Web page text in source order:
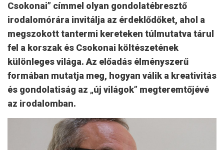
Csokonai” címmel olyan gondolatébresztő
irodalomórára invitálja az érdeklődőket, ahol a
megszokott tantermi kereteken túlmutatva tárul
fel a korszak és Csokonai költészetének
különleges világa. Az előadás élményszerű
formában mutatja meg, hogyan válik a kreativitás
és gondolatiság az „új világok” megteremtőjévé
az irodalomban.